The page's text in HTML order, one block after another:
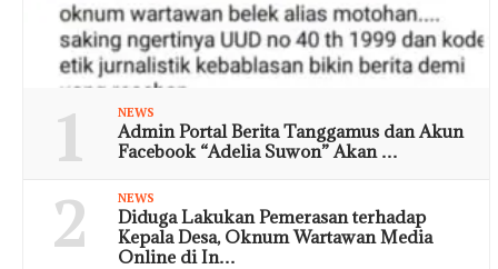
1 NEWS
Admin Portal Berita Tanggamus dan Akun
Facebook “Adelia Suwon” Akan …
2 NEWS
Diduga Lakukan Pemerasan terhadap
Kepala Desa, Oknum Wartawan Media
Online di In…